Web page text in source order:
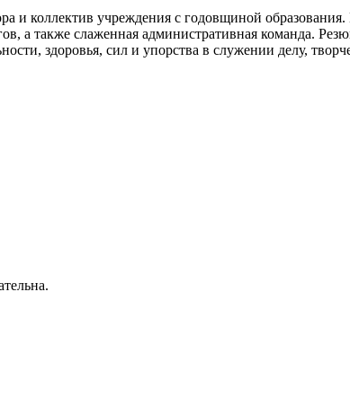
и коллектив учреждения с годовщиной
а также слаженная административная команда.
здоровья, сил и упорства в служении делу,